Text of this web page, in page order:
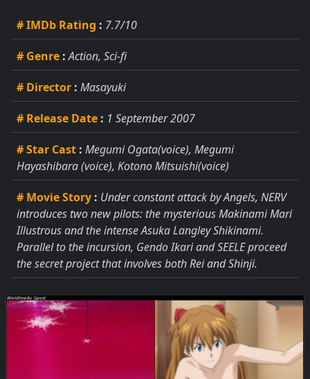
# IMDb Rating : 7.7/10
# Genre : Action, Sci-fi
# Director : Masayuki
# Release Date : 1 September 2007
# Star Cast : Megumi Ogata(voice), Megumi
Hayashibara (voice), Kotono Mitsuishi(voice)
# Movie Story : Under constant attack by Angels, NERV
introduces two new pilots: the mysterious Makinami Mari
Illustrous and the intense Asuka Langley Shikinami.
Parallel to the incursion, Gendo Ikari and SEELE proceed
the secret project that involves both Rei and Shinji.